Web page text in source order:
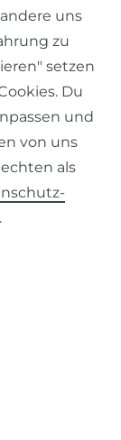
AGB
uns
zu
setzen
Du
und
von uns
als
.